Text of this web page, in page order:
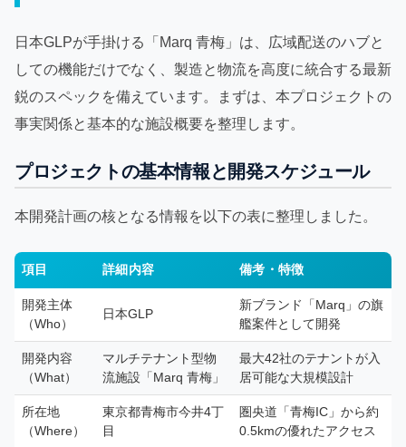
日本GLPが手掛ける「Marq 青梅」は、広域配送のハブと
しての機能だけでなく、製造と物流を高度に統合する最新
鋭のスペックを備えています。まずは、本プロジェクトの
事実関係と基本的な施設概要を整理します。
プロジェクトの基本情報と開発スケジュール
本開発計画の核となる情報を以下の表に整理しました。
項目 詳細内容 備考・特徴
開発主体
（Who）
日本GLP
新ブランド「Marq」の旗
艦案件として開発
開発内容
（What）
マルチテナント型物
流施設「Marq 青梅」
最大42社のテナントが入
居可能な大規模設計
所在地
（Where）
東京都青梅市今井4丁
目
圏央道「青梅IC」から約
0.5kmの優れたアクセス